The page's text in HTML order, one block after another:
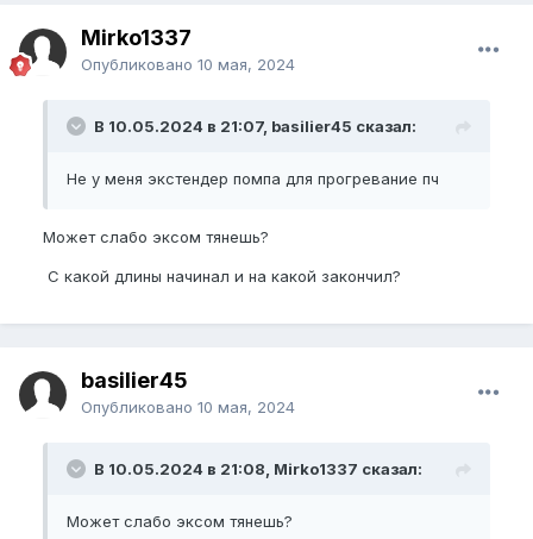
Mirko1337
Опубликовано 10 мая, 2024
В 10.05.2024 в 21:07, basilier45 сказал:
Не у меня экстендер помпа для прогревание пч
Может слабо эксом тянешь?
С какой длины начинал и на какой закончил?
basilier45
Опубликовано 10 мая, 2024
В 10.05.2024 в 21:08, Mirko1337 сказал:
Может слабо эксом тянешь?